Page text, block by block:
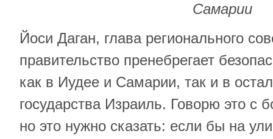
Самарии
Йоси Даган, глава регионального
правительство пренебрегает
как в Иудее и Самарии, так и в
государства Израиль. Говорю это с
но это нужно сказать: если бы на